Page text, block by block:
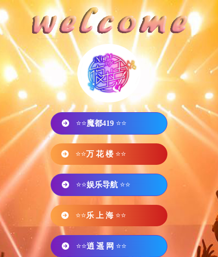
⭐⭐魔都419 ⭐⭐
⭐⭐万 花 楼 ⭐⭐
⭐⭐娱乐导航 ⭐⭐
⭐⭐乐 上 海 ⭐⭐
⭐⭐逍 遥 网 ⭐⭐